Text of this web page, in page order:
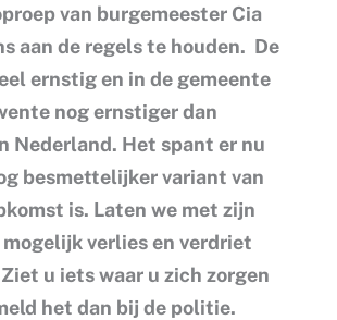
van burgemeester Cia
aan de regels te houden. De
ernstig en in de gemeente
nog ernstiger dan
Nederland. Het spant er nu
besmettelijker variant van
is. Laten we met zijn
verlies en verdriet
u iets waar u zich zorgen
het dan bij de politie.